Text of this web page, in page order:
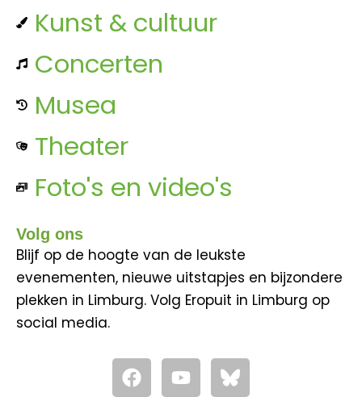
Kunst & cultuur
Concerten
Musea
Theater
Foto's en video's
Volg ons
Blijf op de hoogte van de leukste
evenementen, nieuwe uitstapjes en bijzondere
plekken in Limburg. Volg Eropuit in Limburg op
social media.
F
a
Y
o